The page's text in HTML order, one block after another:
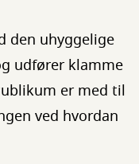
den uhyggelige
udfører klamme
er med til
ved hvordan